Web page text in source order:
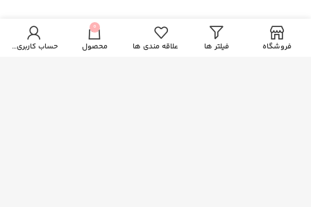
اطلاعات تماس
آدرس: قم، فلکه دستغیب، ساختمان امیر
فروشگاه فیلتر ها علاقه مندی ها
0
محصول حساب کاربری من